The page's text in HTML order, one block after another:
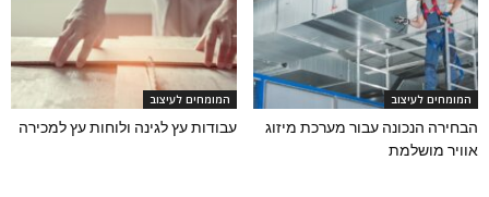
המומחים לעיצוב
הבחירה הנכונה עבור מערכת מיזוג
אוויר מושלמת
המומחים לעיצוב
עבודות עץ לגינה ולוחות עץ למכירה